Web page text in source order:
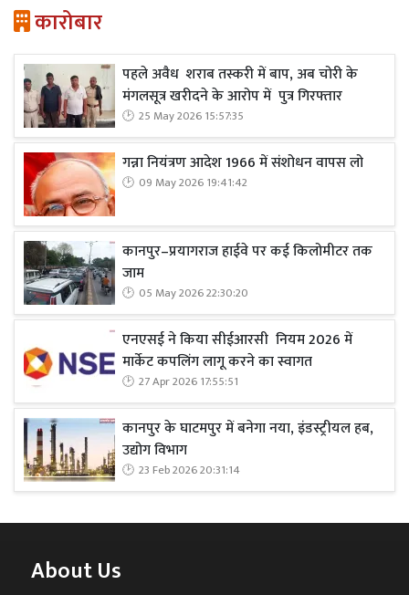
कारोबार
पहले अवैध शराब तस्करी में बाप, अब चोरी के
मंगलसूत्र खरीदने के आरोप में पुत्र गिरफ्तार
25 May 2026 15:57:35
गन्ना नियंत्रण आदेश 1966 में संशोधन वापस लो
09 May 2026 19:41:42
कानपुर–प्रयागराज हाईवे पर कई किलोमीटर तक
जाम
05 May 2026 22:30:20
एनएसई ने किया सीईआरसी नियम 2026 में
मार्केट कपलिंग लागू करने का स्वागत
27 Apr 2026 17:55:51
कानपुर के घाटमपुर में बनेगा नया, इंडस्ट्रीयल हब,
उद्योग विभाग
23 Feb 2026 20:31:14
About Us